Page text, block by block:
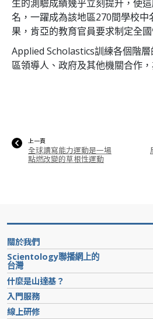
生的測驗成績幾乎立刻提升，使
名，一躍成為該地區270間學校中
果，肯亞的教育官員要求制定全
Applied Scholastics訓練各個階
區領導人、政府及其他機關合作
上一頁
全球讀寫能力運動是一場
點燃改變的草根性運動
關於我們
Scientology聯播網上的
台灣
什麼是山達基？
入門服務
線上研修